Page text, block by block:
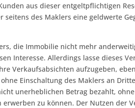
aus dieser entgeltpflichtigen
seitens des Maklers eine geldwerte
die Immobilie nicht mehr
Interesse. Allerdings lasse dieses
Verkaufsabsichten aufzugeben,
Einschaltung des Maklers an
unerheblichen Betrag bezahlt,
zu können. Der Nutzen der